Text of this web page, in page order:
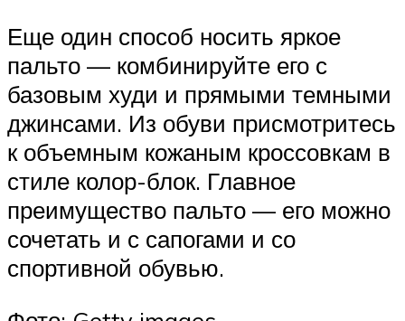
Еще один способ носить яркое
пальто — комбинируйте его с
базовым худи и прямыми темными
джинсами. Из обуви присмотритесь
к объемным кожаным кроссовкам в
стиле колор-блок. Главное
преимущество пальто — его можно
сочетать и с сапогами и со
спортивной обувью.